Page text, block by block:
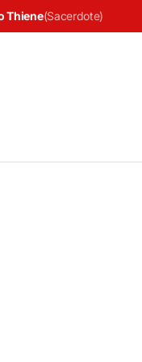
Thiene(Sacerdote)